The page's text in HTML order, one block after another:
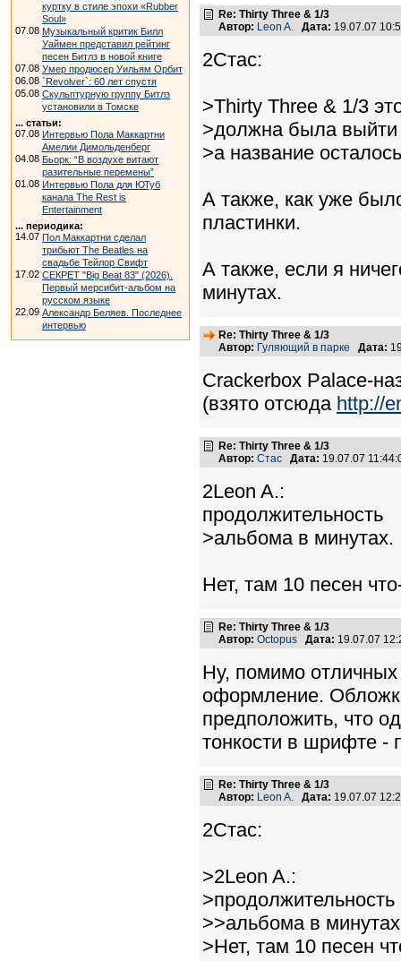
куртку в стиле эпохи «Rubber
Soul»
07.08 Музыкальный критик Билл
Уаймен представил рейтинг
песен Битлз в новой книге
07.08 Умер продюсер Уильям Орбит
06.08 `Revolver`: 60 лет спустя
05.08 Скульптурную группу Битлз
установили в Томске
... статьи:
07.08 Интервью Пола Маккартни
Амелии Димольденберг
04.08 Бьорк: “В воздухе витают
разительные перемены”
01.08 Интервью Пола для ЮТуб
канала The Rest is
Entertainment
... периодика:
14.07 Пол Маккартни сделал
трибьют The Beatles на
свадьбе Тейлор Свифт
17.02 СЕКРЕТ "Big Beat 83" (2026).
Первый мерсибит-альбом на
русском языке
22.09 Александр Беляев. Последнее
интервью
Re: Thirty Three & 1/3
Автор: Leon A. Дата: 19.07.07
2Стас:
>Thirty Three & 1/3
>должна была выйти
>а название
А также, как уже
пластинки.
А также, если я
минутах.
Re: Thirty Three & 1/3
Автор: Гуляющий в парке Дата:
Crackerbox Palace-
(взято отсюда http://
Re: Thirty Three & 1/3
Автор: Стас Дата: 19.07.07
2Leon A.:
продолжительность
>альбома в минутах.
Нет, там 10 песен
Re: Thirty Three & 1/3
Автор: Octopus Дата: 19.07.07
Ну, помимо отличных
оформление.
предположить, что
тонкости в шрифте -
Re: Thirty Three & 1/3
Автор: Leon A. Дата: 19.07.07
2Стас:
>2Leon A.:
>продолжительность
>>альбома в
>Нет, там 10 песен